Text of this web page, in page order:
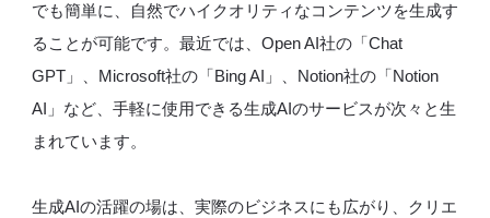
でも簡単に、自然でハイクオリティなコンテンツを生成す
ることが可能です。最近では、Open AI社の「Chat
GPT」、Microsoft社の「Bing AI」、Notion社の「Notion
AI」など、手軽に使用できる生成AIのサービスが次々と生
まれています。
生成AIの活躍の場は、実際のビジネスにも広がり、クリエ